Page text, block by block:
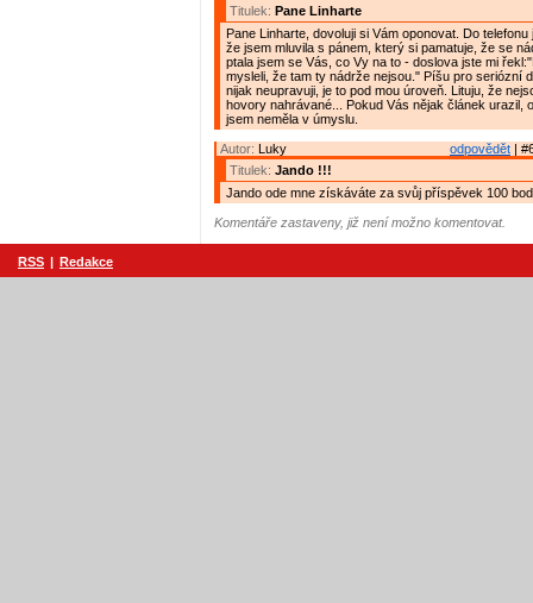
Titulek: Pane Linharte
Pane Linharte, dovoluji si Vám oponovat. Do
že jsem mluvila s pánem, který si pamatuje, že se
ptala jsem se Vás, co Vy na to - doslova jste mi
mysleli, že tam ty nádrže nejsou." Píšu pro seriózní
nijak neupravuji, je to pod mou úroveň. Lituju, že
hovory nahrávané... Pokud Vás nějak článek urazil,
jsem neměla v úmyslu.
odpovědět |
Autor: Luky
Titulek: Jando !!!
Jando ode mne získáváte za svůj příspěvek 100
Komentáře zastaveny, již není možno komentovat.
RSS | Redakce